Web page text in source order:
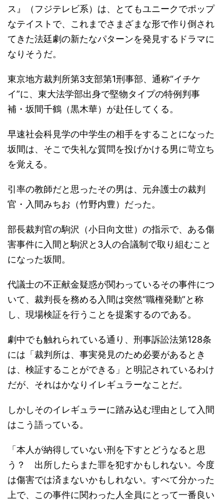
ス』（フジテレビ系）は、とてもユニークでポップ
なテイストで、これまでさまざまな形で作り倒され
てきた法廷劇の新たなパターンを発見するドラマに
なりそうだ。
東京地方裁判所第3支部第1刑事部、通称“イチケ
イ”に、東大法学部出身で堅物タイプの特例判事
補・坂間千鶴（黒木華）が赴任してくる。
早速社会科見学の中学生の相手をすることになった
坂間は、そこで失礼な質問を投げかける男に苛立ち
を覚える。
引率の教師だと思ったその男は、元弁護士の裁判
官・入間みちお（竹野内豊）だった。
部長裁判官の駒沢（小日向文世）の指示で、ある傷
害事件に入間と駒沢と3人の合議制で取り組むこと
になった坂間。
代議士の不正献金疑惑が関わっているその事件につ
いて、裁判長を務める入間は突然“職権発動”と称
し、現場検証を行うことを提案するのである。
劇中でも触れられている通り、刑事訴訟法第128条
には「裁判所は、事実発見のため必要があるとき
は、検証することができる」と明記されているわけ
だが、それはかなりイレギュラーなことだ。
しかしそのイレギュラーに踏み込む理由として入間
はこう語っている。
「本人が納得していない刑を下すとどうなると思
う？ 出所したらまた罪を犯すかもしれない。今度
は傷害では済まないかもしれない。すべて分かった
上で、この事件に関わった人全員にとって一番良い